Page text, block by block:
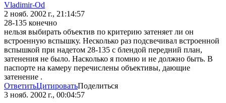
Vladimir-Od
2 нояб. 2002 г., 21:14:57
28-135 конечно
нельзя выбирать объектив по критерию затеняет ли он
встроенную вспышку. Несколько раз подсвечивал встроенной
вспышкой при надетом 28-135 с блендой передний план,
затенения не было. Насколько я помню и не должно быть. В
паспорте на камеру перечислены объективы, дающие
затенение .
ОтветитьЦитироватьПоделиться
3 нояб. 2002 г., 00:04:57